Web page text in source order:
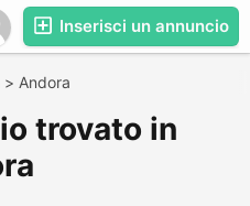
Inserisci un annuncio
> Andora
trovato in